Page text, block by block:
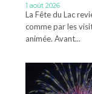
1 août 2026
La Fête du Lac
comme par les
animée. Avant...